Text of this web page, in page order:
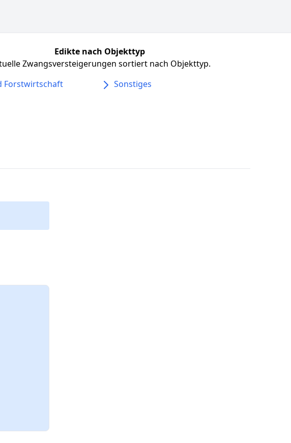
Edikte nach Objekttyp
Zwangsversteigerungen sortiert nach Objekttyp.
Forstwirtschaft
Sonstiges